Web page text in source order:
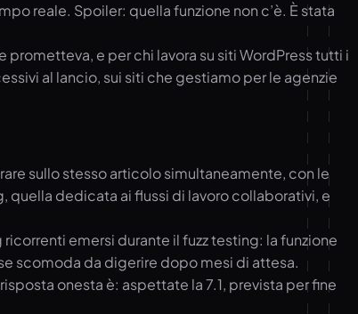
reale. Spoiler: quella funzione non c’è. È stata
e per chi lavora su siti WordPress tutti i
al lancio, sui siti che gestiamo per le agenzie
sullo stesso articolo simultaneamente, con le
quella dedicata ai flussi di lavoro collaborativi, e
emersi durante il fuzz testing: la funzione
scomoda da digerire dopo mesi di attesa.
onesta è: aspettate la 7.1, prevista per fine